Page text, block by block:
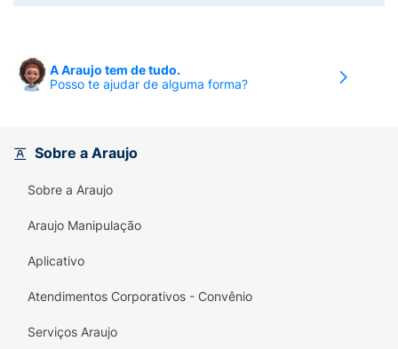
ícones clássicos como o Coliseu, sendo um
praticidade para o seu dia a dia, seja no
carro, no trabalho ou em viagens.
Sabor Sofisticado:
Tiramisu, com notas equilibradas de café e
saudável para o hálito a qualquer hora.
Edição Colecionável:Lata metálica azul
reutilizável.
A Araujo tem de tudo.
Posso te ajudar de alguma forma?
Sobre a Araujo
Sobre a Araujo
Araujo Manipulação
Aplicativo
Atendimentos Corporativos - Convênio
Serviços Araujo